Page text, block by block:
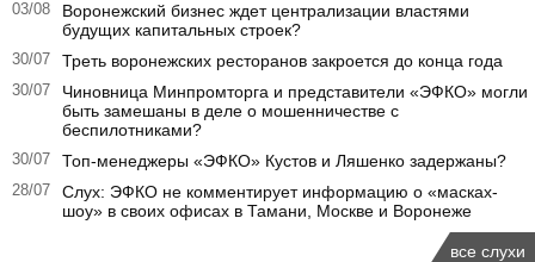
03/08
Воронежский бизнес ждет централизации властями
будущих капитальных строек?
30/07 Треть воронежских ресторанов закроется до конца года
30/07
Чиновница Минпромторга и представители «ЭФКО» могли
быть замешаны в деле о мошенничестве с
беспилотниками?
30/07 Топ-менеджеры «ЭФКО» Кустов и Ляшенко задержаны?
28/07
Слух: ЭФКО не комментирует информацию о «масках-
шоу» в своих офисах в Тамани, Москве и Воронеже
все слухи